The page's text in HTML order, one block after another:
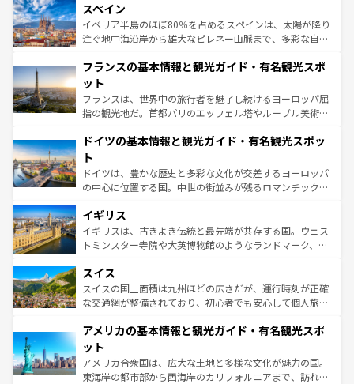
ろん、トスカーナの美しい田園風景やアマルフィ海岸の絶
景など、自然景観も見逃せない。観光の合間には、本場の
ピザやパスタなど、絶品のイタリア料理を堪能することも
ませてくれるイタリアで、忘れられない旅をしてみよう！
なお、新着のイタリア情報は
しい。
スペイン
イベリア半島のほぼ80％を占めるスペインは、太陽が降り
注ぐ地中海沿岸から雄大なピレネー山脈まで、多彩な自然
文化が根付くこの国では、情熱的なフラメンコ、熱気あふ
れる闘牛、そして美味しいタパスが生活の一部となってい
る。首都マドリードの洗練された雰囲気や、バルセロナの
アートに溢れた街角から、地方では古代ローマ遺跡や中世
せる。地方によって風土や気候が異なるスペインはその個
ンテンツ一覧 を参照してほしい。
フランスの基本情報と観光ガイド・有名観光スポ
ット
フランスは、世界中の旅行者を魅了し続けるヨーロッパ屈
指の観光地だ。首都パリのエッフェル塔やルーブル美術館
で、幅広い魅力が詰まっている。華麗な宮殿、歴史的な大
聖堂、美しいビーチ、そして豊かな自然が、訪れる者を心
から魅了する。また、フランスは美食の国としても知ら
れ、フランス料理はユネスコ無形文化遺産にも登録されて
香り高いラベンダー畑など、多彩な楽しみ方が可能だ。さ
らに、パリ以外の地域にも魅力が溢れており、どの街角に
も豊かな歴史と文化が息づいている。パリ以外の個性あふ
を参照してほしい。
ドイツの基本情報と観光ガイド・有名観光スポッ
ト
ドイツは、豊かな歴史と多彩な文化が交差するヨーロッパ
の中心に位置する国。中世の街並みが残るロマンチック街
顔を持つこの国は、どこを歩いても飽きることがない。ベ
ルリンの文化的活気、バイエルン州のアルプスの絶景、そ
してライン川沿いのワイン畑といった風景は必見。ビール
は、お酒好きな人にはぜひ体験してほしい。 なお、新着の
ドイツ情報はコンテンツ一覧を参照してほしい。
イギリス
イギリスは、古きよき伝統と最先端が共存する国。ウェス
トミンスター寺院や大英博物館のようなランドマーク、歴
リアごとに異なる魅力がある。また、優雅なアフタヌーン
ティー、ビール好きにはたまらない英国パブ、サッカー観
戦など、本場だからこそできる体験も豊富。イギリスを旅
ンツ一覧を参照してほしい。
スイス
スイスの国土面積は九州ほどの広さだが、運行時刻が正確
な交通網が整備されており、初心者でも安心して個人旅行
の建物がそのまま残る町や、スイスならではのユニークな
博物館もあり、アルプス観光だけでなく町歩きも満喫する
ことができる。国民の所得が高いため物価も高いが、旅行
者向けの交通パス提供のサービスもあり、うまく活用すれ
アメリカの基本情報と観光ガイド・有名観光スポ
ット
アメリカ合衆国は、広大な土地と多様な文化が魅力の国。
東海岸の都市部から西海岸のカリフォルニアまで、訪れる